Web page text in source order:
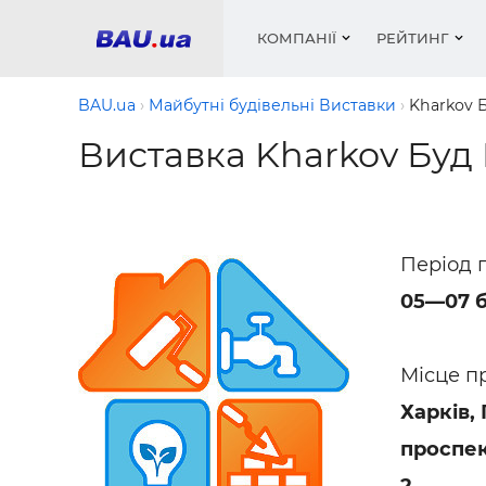
КОМПАНІЇ
Фарби,
РЕЙТИНГ
Меблі
Вікна і
BAU.ua Майбутні будівельні Виставки Kharkov
Виставка Kharkov Буд
Період
05—07
Місце
Харків,